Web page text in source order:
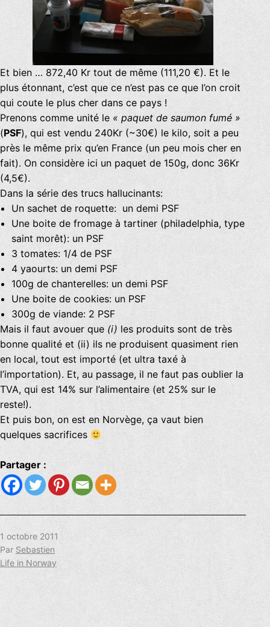
Et bien … 872,40 Kr tout de même (111,20 €). Et le
plus étonnant, c’est que ce n’est pas ce que l’on croit
qui coute le plus cher dans ce pays !
Prenons comme unité le « paquet de saumon fumé »
(PSF), qui est vendu 240Kr (~30€) le kilo, soit a peu
près le même prix qu’en France (un peu mois cher en
fait). On considère ici un paquet de 150g, donc 36Kr
(4,5€).
Dans la série des trucs hallucinants:
Un sachet de roquette: un demi PSF
Une boite de fromage à tartiner (philadelphia, type
saint morêt): un PSF
3 tomates: 1/4 de PSF
4 yaourts: un demi PSF
100g de chanterelles: un demi PSF
Une boite de cookies: un PSF
300g de viande: 2 PSF
Mais il faut avouer que (i) les produits sont de très
bonne qualité et (ii) ils ne produisent quasiment rien
en local, tout est importé (et ultra taxé à
l’importation). Et, au passage, il ne faut pas oublier la
TVA, qui est 14% sur l’alimentaire (et 25% sur le
reste!).
Et puis bon, on est en Norvège, ça vaut bien
quelques sacrifices
Partager :
Publié
le
1 octobre 2011
Par Sebastien
Catégorisé
Life in Norway